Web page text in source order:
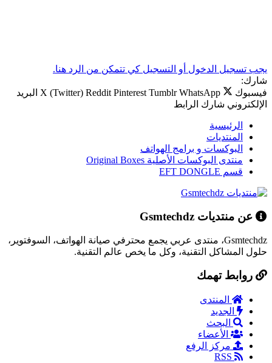
يجب تسجيل الدخول أو التسجيل كي تتمكن من الرد هنا.
شارك:
فيسبوك
X (Twitter) Reddit Pinterest Tumblr WhatsApp
البريد
الإلكتروني شارك الرابط
الرئيسية
المنتديات
البوكسات و برامج الهواتف
منتدى البوكسات الأصلية Original Boxes
قسم EFT DONGLE
عن منتديات Gsmtechdz
Gsmtechdz، منتدى عربي يجمع محترفي صيانة الهواتف، السوفتوير،
حلول المشاكل التقنية، وكل ما يخص عالم التقنية.
روابط تهمك
المنتدى
الجديد
البحث
الأعضاء
مركز الرفع